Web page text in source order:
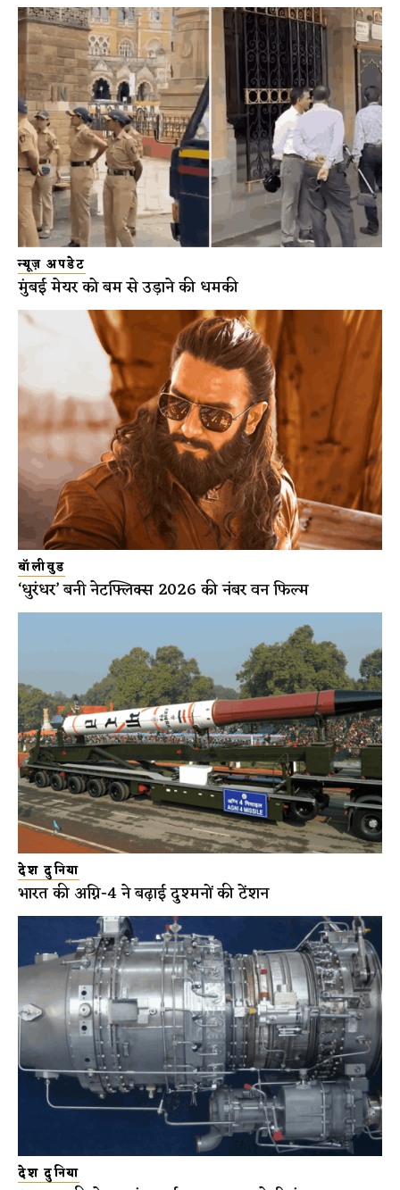
न्यूज़ अपडेट
मुंबई मेयर को बम से उड़ाने की धमकी
बॉलीवुड
‘धुरंधर’ बनी नेटफ्लिक्स 2026 की नंबर वन फिल्म
देश दुनिया
भारत की अग्नि-4 ने बढ़ाई दुश्मनों की टेंशन
देश दुनिया